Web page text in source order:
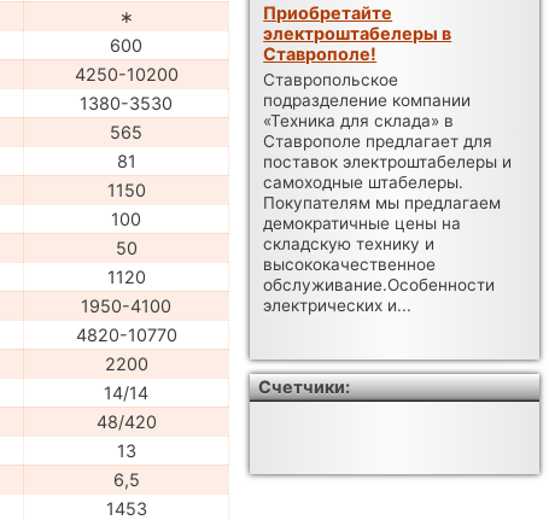
∗
600
4250-10200
1380-3530
565
81
1150
100
50
1120
1950-4100
4820-10770
2200
14/14
48/420
13
6,5
1453
Приобретайте
электроштабелеры в
Ставрополе!
Ставропольское
подразделение компании
«Техника для склада» в
Ставрополе предлагает для
поставок электроштабелеры и
самоходные штабелеры.
Покупателям мы предлагаем
демократичные цены на
складскую технику и
высококачественное
обслуживание.Особенности
электрических и...
Счетчики: